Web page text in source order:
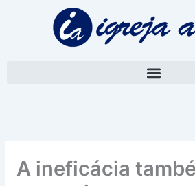
A ineficácia